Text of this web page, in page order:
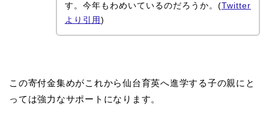
す。今年もわめいているのだろうか。(Twitter
より引用)
この寄付金集めがこれから仙台育英へ進学する子の親にと
っては強力なサポートになります。